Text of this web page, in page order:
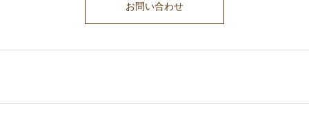
お問い合わせ